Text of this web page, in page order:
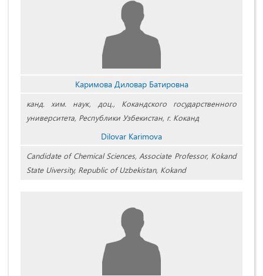
Каримова Диловар Батировна
канд. хим. наук, доц., Кокандского государственного
университета, Республики Узбекистан, г. Коканд
Dilovar Karimova
Candidate of Chemical Sciences, Associate Professor, Kokand
State Uiversity, Republic of Uzbekistan, Kokand